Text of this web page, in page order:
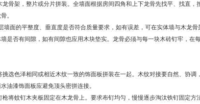
骨架，整片或分片拼装。全墙面根据房间四角和上下龙骨先找平、找直，
。
墙面的平整度、垂直度是否符合质量要求，如有误差，可在实体墙与木龙
是否有间隙，如有间隙也应用木块垫实。龙骨必须与每一块木砖钉牢，在
选色泽相同或相近木纹一致的饰面板拼装在一起。木纹对接要自然、协调
油漆饰面板应避免顶头密拼连接。
将蚊钉木夹板固定在木龙骨上。要求布钉均匀，慢慢逐步淘汰铁钉固定方